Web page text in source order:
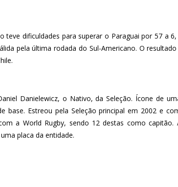
teve dificuldades para superar o Paraguai por 57 a
pela última rodada do Sul-Americano. O
Danielewicz, o Nativo, da Seleção. Ícone de
base. Estreou pela Seleção principal em 2002 e
a World Rugby, sendo 12 destas como
placa da entidade.